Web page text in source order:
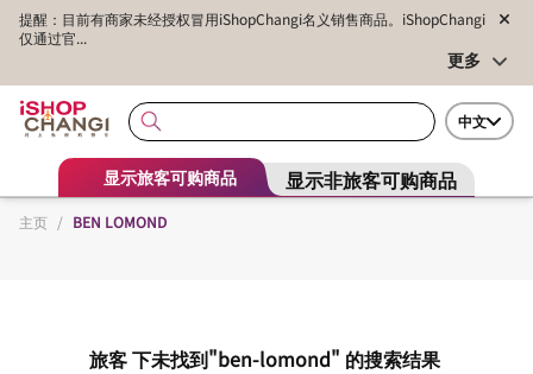
提醒：目前有商家未经授权冒用iShopChangi名义销售商品。iShopChangi
仅通过官...
更多
中文
显示旅客可购商品 显示非旅客可购商品
主页 / BEN LOMOND
旅客下未找到"ben-lomond" 的搜索结果